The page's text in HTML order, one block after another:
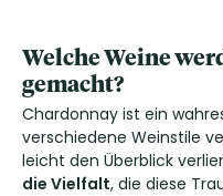
Welche Weine
gemacht?
Chardonnay ist ein
verschiedene Weinstile
leicht den Überblick
die Vielfalt, die diese